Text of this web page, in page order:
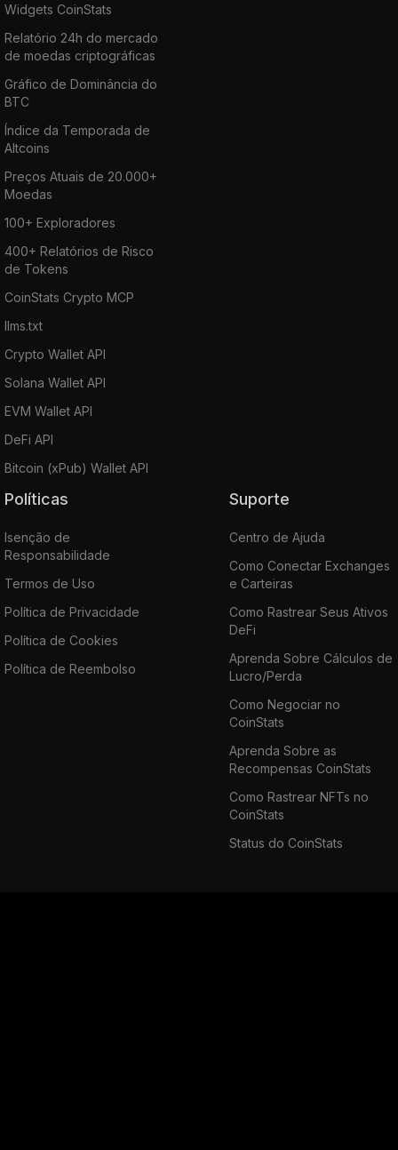
Widgets CoinStats
Relatório 24h do mercado
de moedas criptográficas
Gráfico de Dominância do
BTC
Índice da Temporada de
Altcoins
Preços Atuais de 20.000+
Moedas
100+ Exploradores
400+ Relatórios de Risco
de Tokens
CoinStats Crypto MCP
llms.txt
Crypto Wallet API
Solana Wallet API
EVM Wallet API
DeFi API
Bitcoin (xPub) Wallet API
Políticas
Isenção de
Responsabilidade
Termos de Uso
Política de Privacidade
Política de Cookies
Política de Reembolso
Suporte
Centro de Ajuda
Como Conectar Exchanges
e Carteiras
Como Rastrear Seus Ativos
DeFi
Aprenda Sobre Cálculos de
Lucro/Perda
Como Negociar no
CoinStats
Aprenda Sobre as
Recompensas CoinStats
Como Rastrear NFTs no
CoinStats
Status do CoinStats